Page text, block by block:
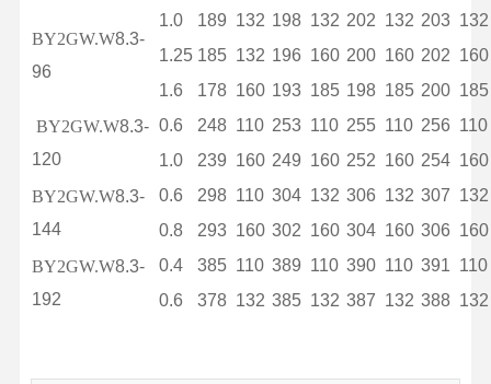
BY2GW.W8.3-
96
1.0 189 132 198 132 202 132 203 132
1.25 185 132 196 160 200 160 202 160
1.6
178 160 193 185 198 185 200 185
BY2GW.W8.3-
120
0.6 248 110 253 110 255 110 256 110
1.0
239 160 249 160 252 160 254 160
BY2GW.W8.3-
144
0.6 298 110 304 132 306 132 307 132
0.8
293 160 302 160 304 160 306 160
BY2GW.W8.3-
192
0.4 385 110 389 110 390 110 391 110
0.6
378 132 385 132 387 132 388 132